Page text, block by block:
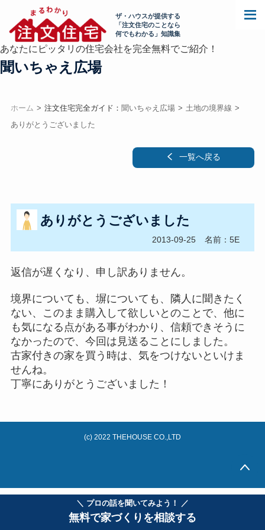
＼ プロの話を聞いてみよう！ ／
無料で家づくりを相談する
ザ・ハウスが提供する
「注文住宅のことなら
何でもわかる」知識集
あなたにピッタリの住宅会社を完全無料でご紹介！
聞いちゃえ広場
ホーム 注文住宅完全ガイド： 聞いちゃえ広場
土地の境界線
ありがとうございました
一覧へ戻る
ありがとうございました
2013-09-25 名前：5E
返信が遅くなり、申し訳ありません。
境界についても、塀についても、隣人に聞きたく
ない、このまま購入して欲しいとのことで、他に
も気になる点がある事がわかり、信頼できそうに
なかったので、今回は見送ることにしました。
古家付きの家を買う時は、気をつけないといけま
せんね。
丁寧にありがとうございました！
(c) 2022 THEHOUSE CO.,LTD